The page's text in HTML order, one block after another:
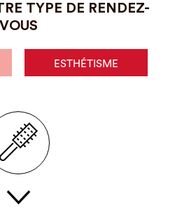
TYPE DE RENDEZ-
VOUS
ESTHÉTISME